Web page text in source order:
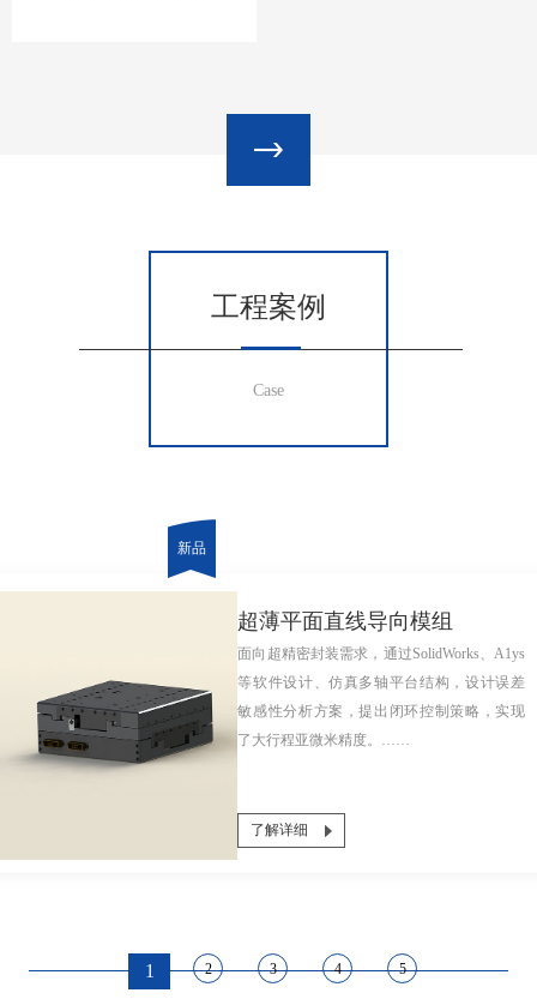
工程案例
Case
超薄平面直线导向模组
面向超精密封装需求，通过SolidWorks、A1ys
等软件设计、仿真多轴平台结构，设计误差
敏感性分析方案，提出闭环控制策略，实现
了大行程亚微米精度。……
了解详细
1 2 3 4 5